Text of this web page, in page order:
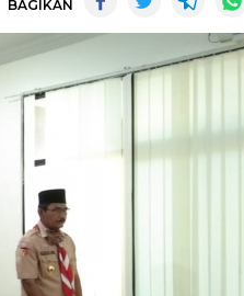
BAGIKAN